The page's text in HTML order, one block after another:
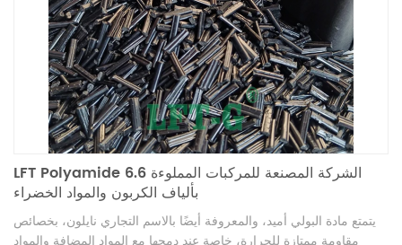
LFT Polyamide 6.6 الشركة المصنعة للمركبات المملوءة
بألياف الكربون والمواد الخضراء
يتمتع مادة البولي أميد، والمعروفة أيضًا بالاسم التجاري نايلون، بخصائص
مقاومة ممتازة للحرارة، خاصة عند دمجها مع المواد المضافة والمواد